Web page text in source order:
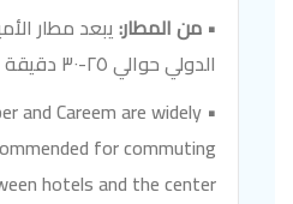
• من المطار:يبعد مطار
الدولي حوالي ٢٥-٣٠ دقيقة عن مقر المؤتمر.
• Transport Apps:
and Careem are widely
for commuting
hotels and the center.